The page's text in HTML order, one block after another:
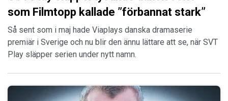
som Filmtopp kallade ”förbannat stark”
Så sent som i maj hade Viaplays danska dramaserie
premiär i Sverige och nu blir den ännu lättare att se, när SVT
Play släpper serien under nytt namn.